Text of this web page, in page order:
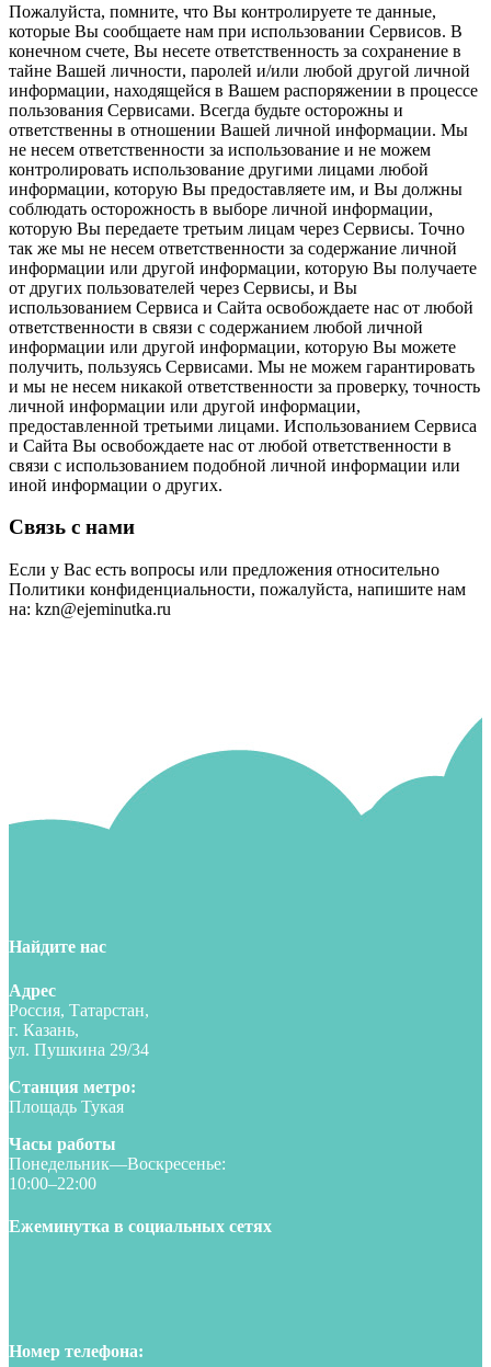
Пожалуйста, помните, что Вы контролируете те данные,
которые Вы сообщаете нам при использовании Сервисов. В
конечном счете, Вы несете ответственность за сохранение в
тайне Вашей личности, паролей и/или любой другой личной
информации, находящейся в Вашем распоряжении в процессе
пользования Сервисами. Всегда будьте осторожны и
ответственны в отношении Вашей личной информации. Мы
не несем ответственности за использование и не можем
контролировать использование другими лицами любой
информации, которую Вы предоставляете им, и Вы должны
соблюдать осторожность в выборе личной информации,
которую Вы передаете третьим лицам через Сервисы. Точно
так же мы не несем ответственности за содержание личной
информации или другой информации, которую Вы получаете
от других пользователей через Сервисы, и Вы
использованием Сервиса и Сайта освобождаете нас от любой
ответственности в связи с содержанием любой личной
информации или другой информации, которую Вы можете
получить, пользуясь Сервисами. Мы не можем гарантировать
и мы не несем никакой ответственности за проверку, точность
личной информации или другой информации,
предоставленной третьими лицами. Использованием Сервиса
и Сайта Вы освобождаете нас от любой ответственности в
связи с использованием подобной личной информации или
иной информации о других.
Связь с нами
Если у Вас есть вопросы или предложения относительно
Политики конфиденциальности, пожалуйста, напишите нам
на: kzn@ejeminutka.ru
Найдите нас
Адрес
Россия, Татарстан,
г. Казань,
ул. Пушкина 29/34
Станция метро:
Площадь Тукая
Часы работы
Понедельник—Воскресенье:
10:00–22:00
Ежеминутка в социальных сетях
Номер телефона: